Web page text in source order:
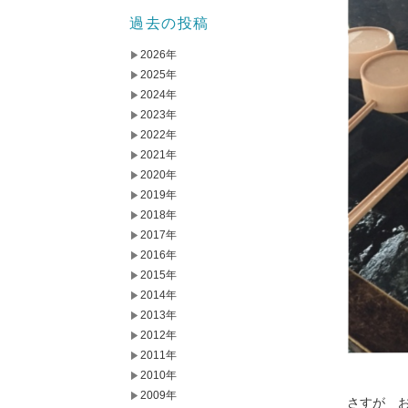
さすが
過去の投稿
2026年
2025年
2024年
2023年
2022年
2021年
2020年
2019年
2018年
2017年
2016年
2015年
2014年
2013年
2012年
2011年
2010年
2009年